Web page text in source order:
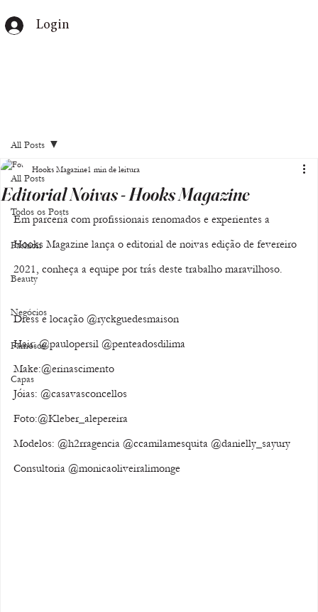
Login
All Posts
Todos os Posts
Fashion
Beauty
Negócios
Famosos
Capas
All Posts
Editorial Noivas - Hooks Magazine
Hooks Magazine1 min de leitura
Em parceria com profissionais renomados e experientes a
Hooks Magazine lança o editorial de noivas edição de fevereiro
2021, conheça a equipe por trás deste trabalho maravilhoso.
Dress e locação @ryckguedesmaison
Hair: @paulopersil @penteadosdilima
Make:@erinascimento
Jóias: @casavasconcellos
Foto:@Kleber_alepereira
Modelos: @h2rragencia @ccamilamesquita @danielly_sayury
Consultoria @monicaoliveiralimonge